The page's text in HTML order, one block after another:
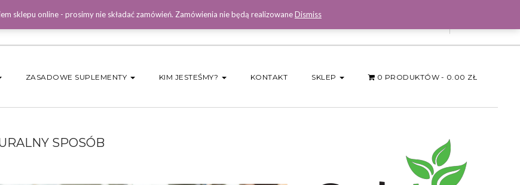
ZASADOWE SUPLEMENTY KIM JESTEŚMY? KONTAKT SKLEP 0 PRODUKTÓW 0.00 ZŁ
SPOSÓB
sklepu online - prosimy nie składać zamówień. Zamówienia nie będą realizowaneDismiss